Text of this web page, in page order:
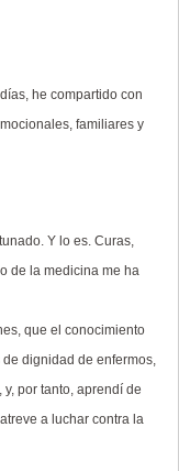
he compartido con
familiares y
Y lo es. Curas,
de la medicina me ha
que el conocimiento
dignidad de enfermos,
por tanto, aprendí de
a luchar contra la